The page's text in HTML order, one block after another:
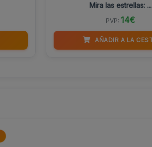
Mira las estrellas: ...
PVP: 14€
AÑADIR A LA